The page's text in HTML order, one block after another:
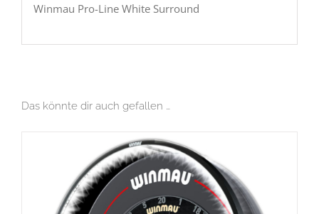
Winmau Pro-Line White Surround
Das könnte dir auch gefallen …